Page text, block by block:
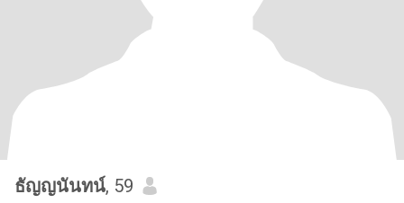
ธัญญนันทน์, 59